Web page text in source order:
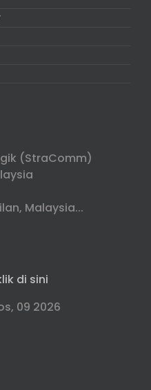
(StraComm)
Malaysia...
di sini
09 2026